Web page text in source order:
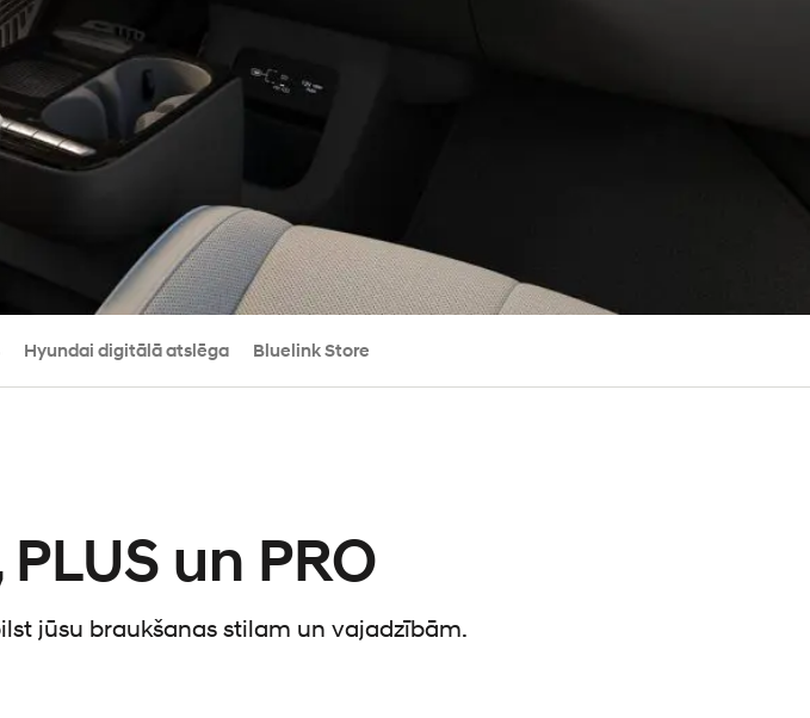
Hyundai digitālā atslēga Bluelink Store
un PRO
jūsu braukšanas stilam un vajadzībām.